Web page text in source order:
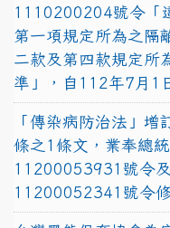
1110200204號令「
第一項規定所為之隔
二款及第四款規定所
準」，自112年7月1
「傳染病防治法」
條之1條文，業奉總
11200053931號令
11200052341號令